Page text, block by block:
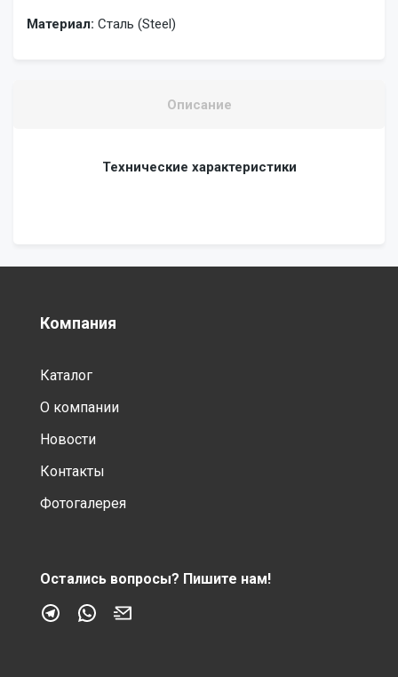
Материал: Сталь (Steel)
Описание
Технические характеристики
Компания
Каталог
О компании
Новости
Контакты
Фотогалерея
Остались вопросы? Пишите нам!